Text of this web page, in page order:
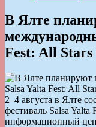
В Ялте
Fest: All Stars
2–4 августа в Ялте
фестиваль Salsa Yalta
информационный